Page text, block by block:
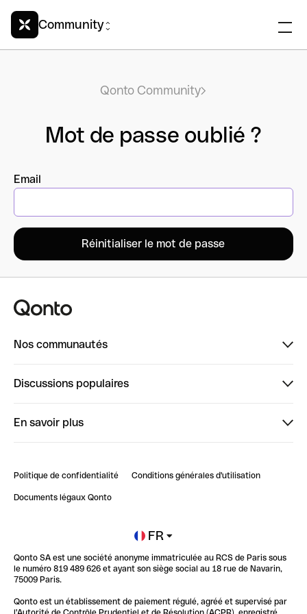
Community
Qonto Community
Mot de passe oublié ?
Email
Nos communautés
ClubQonto
Discussions populaires
Impact de l'IA sur les carrières/productivité
En savoir plus
Blog
Newsroom
Glossaire finance
Politique de confidentialité Conditions générales d'utilisation
Documents légaux Qonto
FR
Qonto SA est une société anonyme immatriculée au RCS de Paris sous
le numéro 819 489 626 et ayant son siège social au 18 rue de Navarin,
75009 Paris.
Qonto est un établissement de paiement régulé, agréé et supervisé par